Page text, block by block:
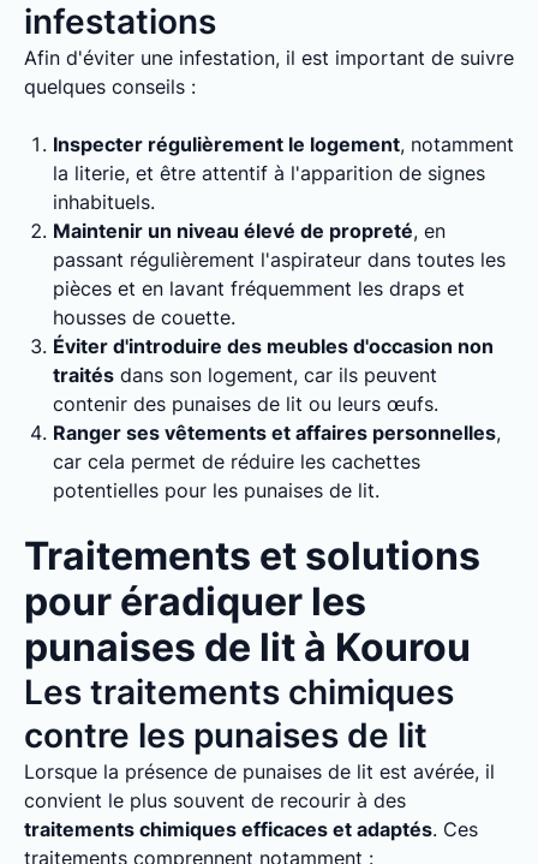
infestations
Afin d'éviter une infestation, il est important de suivre
quelques conseils :
Inspecter régulièrement le logement, notamment
la literie, et être attentif à l'apparition de signes
inhabituels.
Maintenir un niveau élevé de propreté, en
passant régulièrement l'aspirateur dans toutes les
pièces et en lavant fréquemment les draps et
housses de couette.
Éviter d'introduire des meubles d'occasion non
traités dans son logement, car ils peuvent
contenir des punaises de lit ou leurs œufs.
Ranger ses vêtements et affaires personnelles,
car cela permet de réduire les cachettes
potentielles pour les punaises de lit.
Traitements et solutions
pour éradiquer les
punaises de lit à Kourou
Les traitements chimiques
contre les punaises de lit
Lorsque la présence de punaises de lit est avérée, il
convient le plus souvent de recourir à des
traitements chimiques efficaces et adaptés. Ces
traitements comprennent notamment :